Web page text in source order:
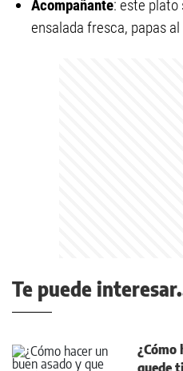
Acompañante: este plato
ensalada fresca, papas
Te puede
¿Cómo